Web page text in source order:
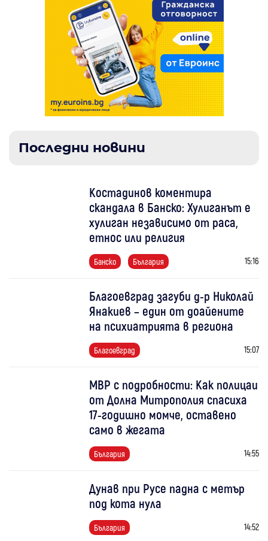
Последни новини
Костадинов коментира
скандала в Банско: Хулиганът е
хулиган независимо от раса,
етнос или религия
Банско България 15:16
Благоевград загуби д-р Николай
Янакиев – един от доайените
на психиатрията в региона
Благоевград 15:07
МВР с подробности: Как полицаи
от Долна Митрополия спасиха
17-годишно момче, оставено
само в жегата
България 14:55
Дунав при Русе падна с метър
под кота нула
България 14:52